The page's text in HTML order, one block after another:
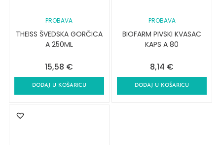
PROBAVA
THEISS ŠVEDSKA GORČICA
A 250ML
15,58 €
DODAJ U KOŠARICU
PROBAVA
BIOFARM PIVSKI KVASAC
KAPS A 80
8,14 €
DODAJ U KOŠARICU